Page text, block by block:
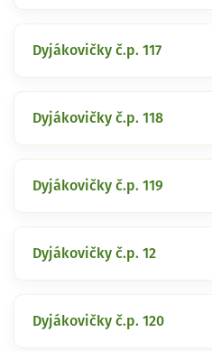
Dyjákovičky č.p. 117
Dyjákovičky č.p. 118
Dyjákovičky č.p. 119
Dyjákovičky č.p. 12
Dyjákovičky č.p. 120